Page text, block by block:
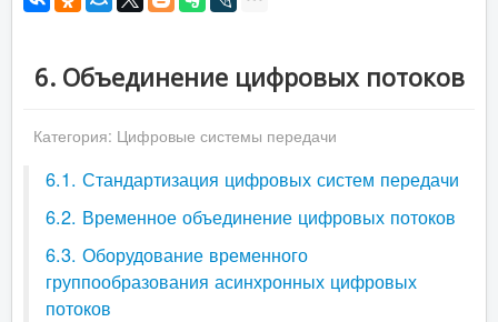
6. Объединение цифровых потоков
Категория: Цифровые системы передачи
6.1. Стандартизация цифровых систем передачи
6.2. Временное объединение цифровых потоков
6.3. Оборудование временного
группообразования асинхронных цифровых
потоков